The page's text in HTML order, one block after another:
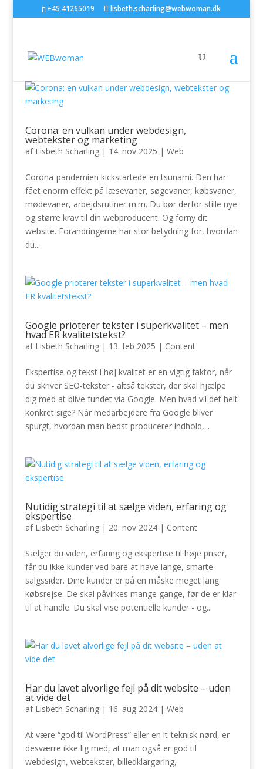
+45 41265019 lisbeth.scharling@webwoman.dk
Corona: en vulkan under webdesign,
webtekster og marketing
af Lisbeth Scharling| 14. nov 2025 | Web
Corona-pandemien kickstartede en tsunami. Den har
fået enorm effekt på læsevaner, søgevaner, købsvaner,
mødevaner, arbejdsrutiner m.m. Du bør derfor stille nye
og større krav til din webproducent. Og forny dit
website. Forandringerne har stor betydning for, hvordan
du...
Google prioterer tekster i superkvalitet – men
hvad ER kvalitetstekst?
af Lisbeth Scharling| 13. feb 2025 | Content
Ekspertise og tekst i høj kvalitet er en vigtig faktor, når
du skriver SEO-tekster - altså tekster, der skal hjælpe
dig med at blive fundet via Google. Men hvad vil det helt
konkret sige? Når medarbejdere fra Google bliver
spurgt, hvordan man bedst producerer indhold,...
Nutidig strategi til at sælge viden, erfaring og
ekspertise
af Lisbeth Scharling| 20. nov 2024| Content
Sælger du viden, erfaring og ekspertise til høje priser,
får du ikke kunder ved bare at have lange, smarte
salgssider. Dine kunder er på en måske meget lang
købsrejse. De skal påvirkes mange gange, før de er klar
til at handle. Du skal vise potentielle kunder - og...
Har du lavet alvorlige fejl på dit website – uden
at vide det
af Lisbeth Scharling| 16. aug 2024| Web
At være “god til WordPress” eller en it-teknisk nørd, er
desværre ikke lig med, at man også er god til
webdesign, webtekster, billedklargøring,